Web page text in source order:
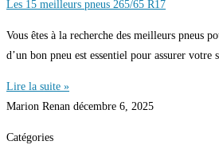
Les 15 meilleurs pneus 265/65 R17
Vous êtes à la recherche des meilleurs pneus
d’un bon pneu est essentiel pour assurer votre
Lire la suite »
Marion Renan décembre 6, 2025
Catégories